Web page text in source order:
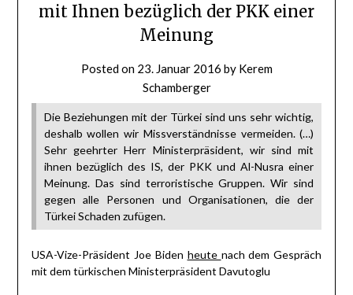
mit Ihnen bezüglich der PKK einer
Meinung
Posted on 23. Januar 2016 by Kerem
Schamberger
Die Beziehungen mit der Türkei sind uns sehr wichtig,
deshalb wollen wir Missverständnisse vermeiden. (…)
Sehr geehrter Herr Ministerpräsident, wir sind mit
ihnen bezüglich des IS, der PKK und Al-Nusra einer
Meinung. Das sind terroristische Gruppen. Wir sind
gegen alle Personen und Organisationen, die der
Türkei Schaden zufügen.
USA-Vize-Präsident Joe Biden heute nach dem Gespräch
mit dem türkischen Ministerpräsident Davutoglu